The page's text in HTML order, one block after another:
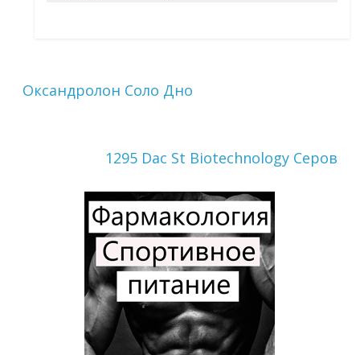
Оксандролон Соло Дно
1295 Dac St Biotechnology Серов